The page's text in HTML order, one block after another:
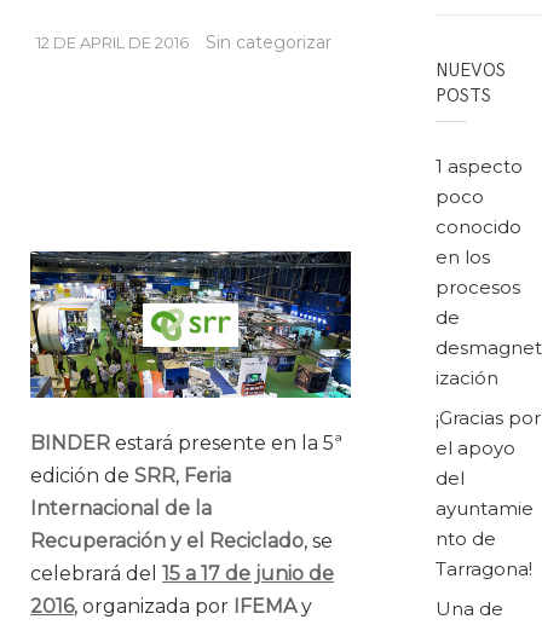
12 DE APRIL DE 2016 Sin categorizar
BINDER estará presente en la 5ª
edición de SRR, Feria
Internacional de la
Recuperación y el Reciclado, se
celebrará del 15 a 17 de junio de
2016, organizada por IFEMAy
NUEVOS
POSTS
1 aspecto
poco
conocido
en los
procesos
de
desmagnet
ización
¡Gracias por
el apoyo
del
ayuntamie
nto de
Tarragona!
Una de